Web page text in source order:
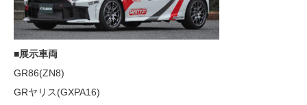
■展示車両
GR86(ZN8)
GRヤリス(GXPA16)